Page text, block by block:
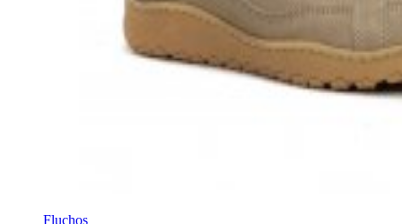
Fluchos